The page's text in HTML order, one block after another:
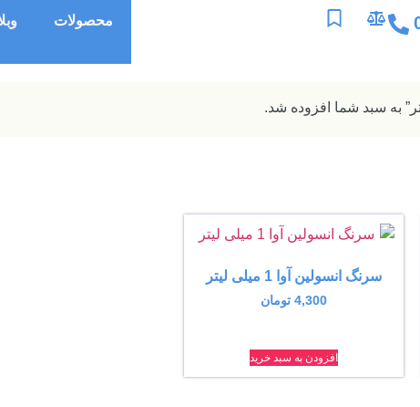
محصولات
سرنگ انسولین آوا 1 میلی لیتر
4,300 تومان
افزودن به سبد خرید